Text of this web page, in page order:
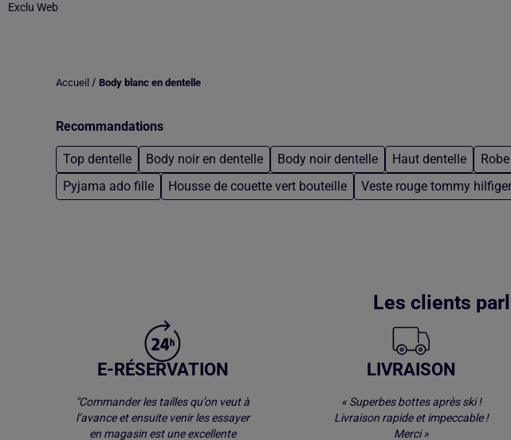
Exclu Web
Accueil / Body blanc en dentelle
Recommandations
Top dentelle Body noir en dentelle Body noir dentelle Haut dentelle
Pyjama ado fille
Housse de couette vert bouteille Veste rouge tommy hilfiger
Les clients
E-RÉSERVATION
"Commander les tailles qu’on veut à
l’avance et ensuite venir les essayer
en magasin est une excellente
LIVRAISON
« Superbes bottes après ski !
Livraison rapide et impeccable !
Merci »